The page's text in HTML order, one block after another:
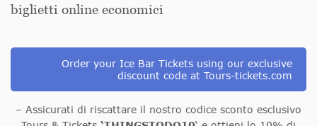
biglietti online economici
Order your Ice Bar Tickets using our exclusive
discount code at Tours-tickets.com
– Assicurati di riscattare il nostro codice sconto esclusivo